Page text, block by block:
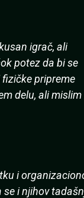
igrač, ali
potez da bi se
pripreme
delu, ali mislim
i
se i njihov